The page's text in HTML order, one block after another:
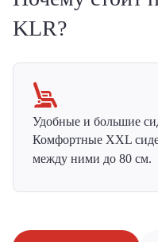
KLR?
Удобные и большие
Комфортные XXL
между ними до 80 см.